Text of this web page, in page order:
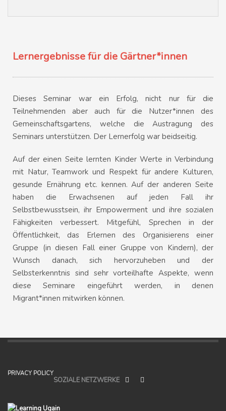
Lernergebnisse für die Gärtner*innen
Dieses Seminar war ein Erfolg, nicht nur für die
Teilnehmenden aber auch für die Nutzer*innen des
Gemeinschaftsgartens, welche die Austragung des
Seminars unterstützen. Der Lernerfolg war beidseitig.
Auf der einen Seite lernten Kinder Werte in Verbindung
mit Natur, Teamwork und Respekt für andere Kulturen,
gesunde Ernährung etc. kennen. Auf der anderen Seite
haben die Erwachsenen auf jeden Fall ihr
Selbstbewusstsein, ihr Empowerment und ihre sozialen
Fähigkeiten verbessert. Mitgefühl, Sprechen in der
Öffentlichkeit, das Erlernen des Organisierens einer
Gruppe (in diesen Fall einer Gruppe von Kindern), der
Wunsch danach, sich hervorzuheben und der
Selbsterkenntnis sind sehr vorteilhafte Aspekte, wenn
diese Seminare eingeführt werden, in denen
Migrant*innen mitwirken können.
PRIVACY POLICY
SOZIALE NETZWERKE